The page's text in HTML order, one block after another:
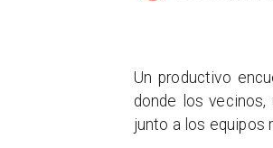
Un productivo
donde los
junto a los equipos